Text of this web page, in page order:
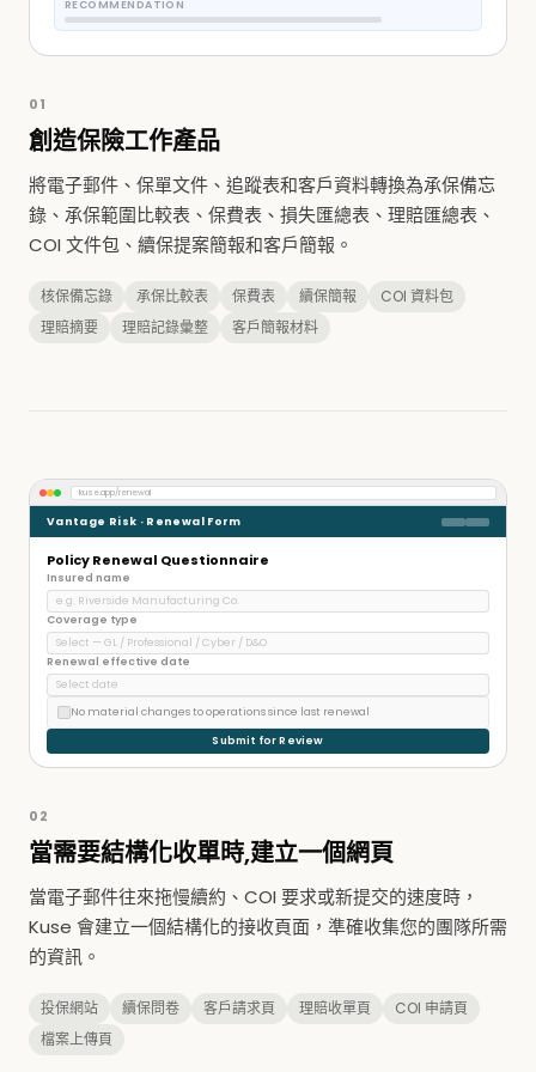
RECOMMENDATION
01
創造保險工作產品
將電子郵件、保單文件、追蹤表和客戶資料轉換為承保備忘
錄、承保範圍比較表、保費表、損失匯總表、理賠匯總表、
COI 文件包、續保提案簡報和客戶簡報。
核保備忘錄 承保比較表 保費表 續保簡報
COI 資料包
理賠摘要
理賠記錄彙整 客戶簡報材料
kuse.app/renewal
Vantage Risk · Renewal Form
Policy Renewal Questionnaire
Insured name
e.g. Riverside Manufacturing Co.
Coverage type
Select — GL / Professional / Cyber / D&O
Renewal effective date
Select date
No material changes to operations since last renewal
Submit for Review
02
當需要結構化收單時,建立一個網頁
當電子郵件往來拖慢續約、COI 要求或新提交的速度時，
Kuse 會建立一個結構化的接收頁面，準確收集您的團隊所需
的資訊。
投保網站 續保問卷 客戶請求頁 理賠收單頁
COI 申請頁
檔案上傳頁